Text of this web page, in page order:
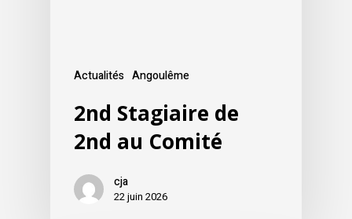
Actualités Angoulême
2nd Stagiaire de
2nd au Comité
cja
22 juin 2026